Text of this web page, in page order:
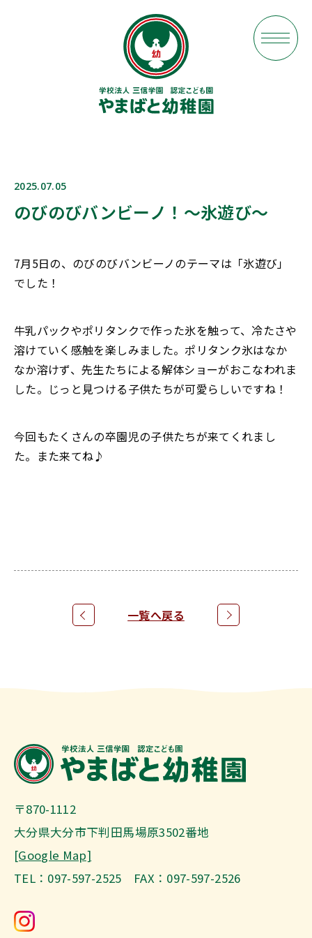
幼稚園について
トピックス
採用情報
2025.07.05
のびのびバンビーノ！〜氷遊び〜
7月5日の、のびのびバンビーノのテーマは「氷遊び」
でした！
牛乳パックやポリタンクで作った氷を触って、冷たさや
溶けていく感触を楽しみました。ポリタンク氷はなか
なか溶けず、先生たちによる解体ショーがおこなわれま
した。じっと見つける子供たちが可愛らしいですね！
今回もたくさんの卒園児の子供たちが来てくれまし
た。また来てね♪
一覧へ戻る
〒870-1112
大分県大分市下判田馬場原3502番地
[Google Map]
TEL：097-597-2525 FAX：097-597-2526